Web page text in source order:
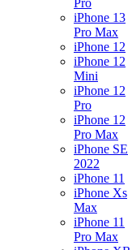
Pro
iPhone 13
Pro Max
iPhone 12
iPhone 12
Mini
iPhone 12
Pro
iPhone 12
Pro Max
iPhone SE
2022
iPhone 11
iPhone Xs
Max
iPhone 11
Pro Max